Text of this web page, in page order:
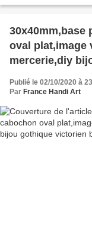
30x40mm,base
oval plat,image
mercerie,diy
Publié le 02/10/2020 à
Par France Handi Art